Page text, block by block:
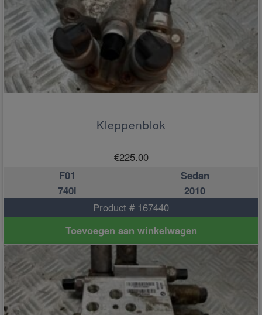
Kleppenblok
€225.00
F01
Sedan
740i
2010
Product # 167440
Toevoegen aan winkelwagen